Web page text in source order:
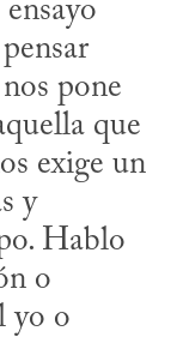
pone
que
exige un
y
Hablo
o
yo o